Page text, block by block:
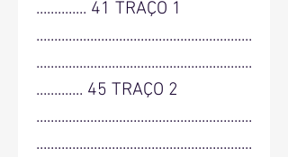
.............. 41 TRAÇO 1
............................................................
............................................................
............. 45 TRAÇO 2
............................................................
............................................................